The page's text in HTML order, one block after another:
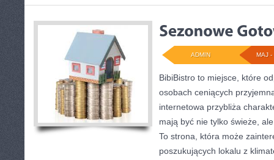
MAJ -
ADMIN
BibiBistro to miejsce, które
osobach ceniących
internetowa przybliża
mają być nie tylko świeże,
To strona, która może
poszukujących lokalu z